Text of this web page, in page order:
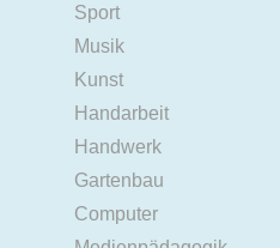
Sport
Musik
Kunst
Handarbeit
Handwerk
Gartenbau
Computer